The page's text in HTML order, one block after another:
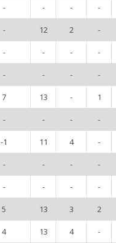
- - - -
- 12 2 -
- - - -
- - - -
7 13 - 1
- - - -
-1 11 4 -
- - - -
- - - -
5 13 3 2
4 13 4 -